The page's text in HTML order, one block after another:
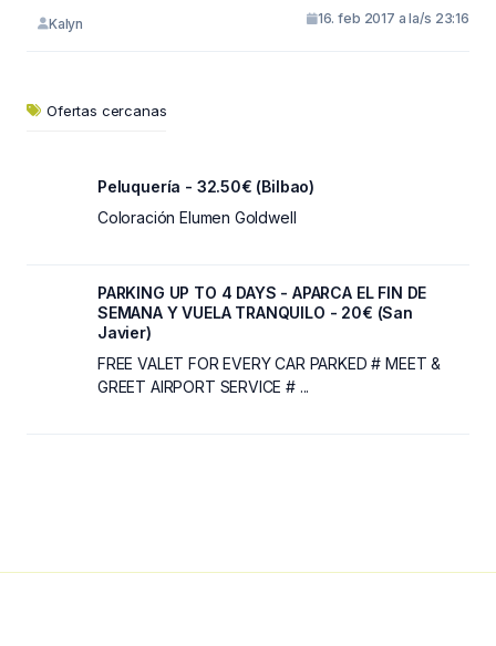
Kalyn 16. feb 2017 a la/s 23:16
Ofertas cercanas
Peluquería - 32.50€ (Bilbao)
Coloración Elumen Goldwell
PARKING UP TO 4 DAYS - APARCA EL FIN DE
SEMANA Y VUELA TRANQUILO - 20€ (San
Javier)
FREE VALET FOR EVERY CAR PARKED # MEET &
GREET AIRPORT SERVICE # ...